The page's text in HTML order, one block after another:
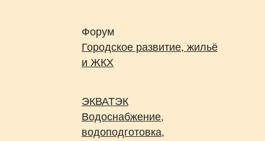
Форум
Городское развитие, жильё
и ЖКХ
ЭКВАТЭК
Водоснабжение,
водоподготовка,